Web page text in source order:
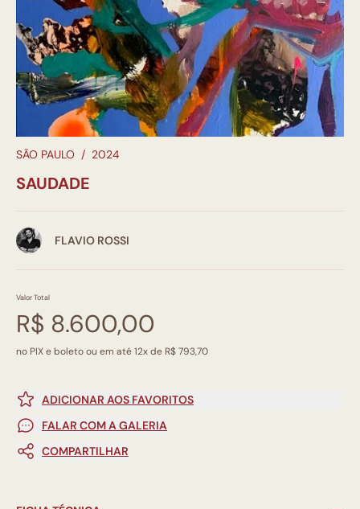
SÃO PAULO / 2024
SAUDADE
FLAVIO ROSSI
Valor Total
R$ 8.600,00
no PIX e boleto ou em até 12x de R$ 793,70
ADICIONAR AOS FAVORITOS
FALAR COM A GALERIA
COMPARTILHAR